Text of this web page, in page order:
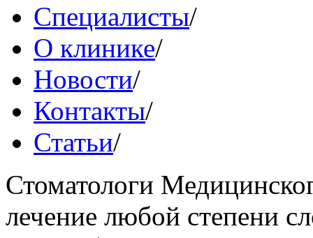
Специалисты/
О клинике/
Новости/
Контакты/
Статьи/
Стоматологи
лечение любой степени